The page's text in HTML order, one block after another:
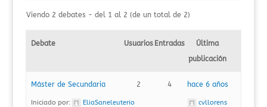
Viendo 2 debates - del 1 al 2 (de un total de 2)
Debate Usuarios Entradas
Última
publicación
Máster de Secundaria
Iniciado por: EliaSaneleuterio
2 4 hace 6 años
cvllorens